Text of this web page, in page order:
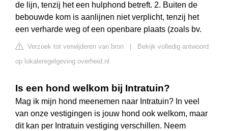
de lijn, tenzij het een hulphond betreft. 2. Buiten de
bebouwde kom is aanlijnen niet verplicht, tenzij het
een verharde weg of een openbare plaats (zoals bv.
Verzoek tot verwijderen van bron
Bekijk volledig antwoord
op lokaleregelgeving.overheid.nl
Is een hond welkom bij Intratuin?
Mag ik mijn hond meenemen naar Intratuin? In veel
van onze vestigingen is jouw hond ook welkom, maar
dit kan per Intratuin vestiging verschillen. Neem